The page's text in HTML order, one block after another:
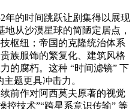
年的时间跳跃让剧集得以展现
从沙漠星球的简陋定居点，
枢纽；帝国的克隆统治体系
族服饰的繁复化、建筑风格
的腐朽。这种 “时间滤镜” 下
题更具冲击力。
前作对阿西莫夫原著的视觉
控技术”“跨星系意识传输” 等